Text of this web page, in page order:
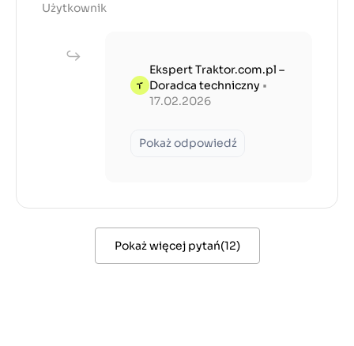
Użytkownik
Ekspert Traktor.com.pl –
Doradca techniczny •
17.02.2026
Pokaż odpowiedź
Pokaż więcej pytań(12)